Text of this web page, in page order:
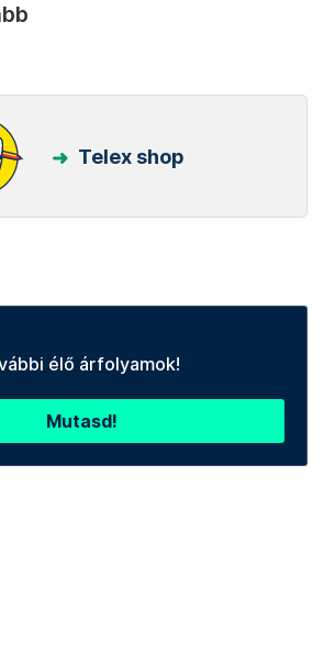
Telex shop
élő árfolyamok!
Mutasd!